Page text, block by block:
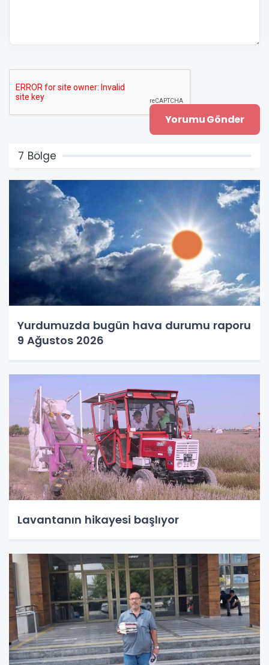
7 Bölge
Yurdumuzda bugün hava durumu raporu
9 Ağustos 2026
Lavantanın hikayesi başlıyor